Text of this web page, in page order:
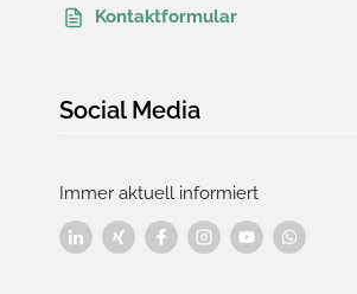
Kontaktformular
Social Media
Immer aktuell informiert